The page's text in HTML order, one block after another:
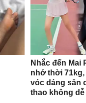
Nhắc đến
nhớ thời
vóc dáng săn
thao không